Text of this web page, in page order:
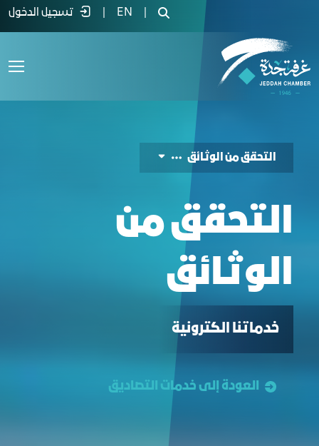
خدمة التحقق من الوثائق - غرفة جدة
EN تسجيل الدخول
التحقق من الوثائق
التحقق من
الوثائق
خدماتنا الكترونية
العودة إلى خدمات التصاديق